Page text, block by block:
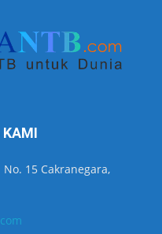
KAMI
No. 15 Cakranegara,